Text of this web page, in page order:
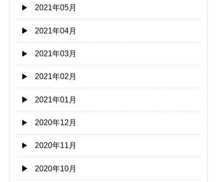
2021年05月
2021年04月
2021年03月
2021年02月
2021年01月
2020年12月
2020年11月
2020年10月